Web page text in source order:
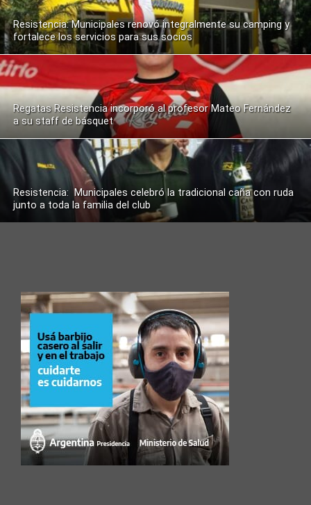
Resistencia: Municipales renovó integralmente su camping y
fortalece los servicios para sus socios
Regatas Resistencia incorporó al profesor Mateo Fernández
a su staff de básquet
Resistencia: Municipales celebró la tradicional caña con ruda
junto a toda la familia del club